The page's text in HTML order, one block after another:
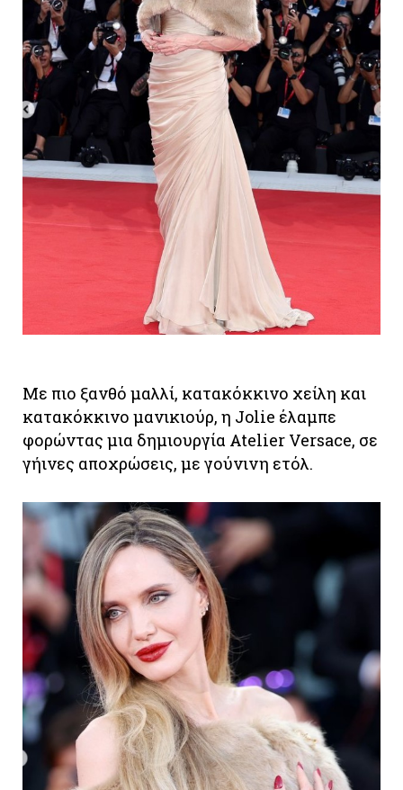
Με πιο ξανθό μαλλί, κατακόκκινο χείλη και
κατακόκκινο μανικιούρ, η Jolie έλαμπε
φορώντας μια δημιουργία Atelier Versace, σε
γήινες αποχρώσεις, με γούνινη ετόλ.